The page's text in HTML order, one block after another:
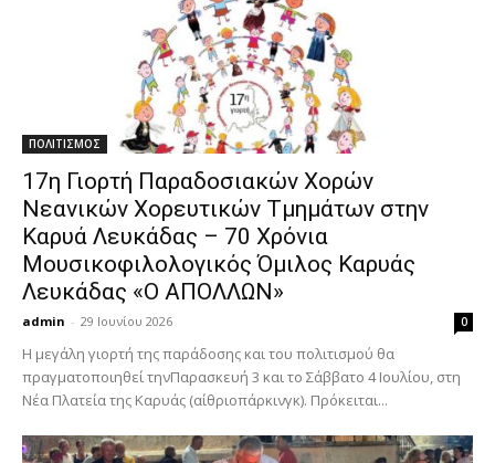
ΠΟΛΙΤΙΣΜΟΣ
17η Γιορτή Παραδοσιακών Χορών
Νεανικών Χορευτικών Τμημάτων στην
Καρυά Λευκάδας – 70 Χρόνια
Μουσικοφιλολογικός Όμιλος Καρυάς
Λευκάδας «Ο ΑΠΟΛΛΩΝ»
admin - 29 Ιουνίου 2026 0
Η μεγάλη γιορτή της παράδοσης και του πολιτισμού θα
πραγματοποιηθεί τηνΠαρασκευή 3 και το Σάββατο 4 Ιουλίου, στη
Νέα Πλατεία της Καρυάς (αίθριοπάρκινγκ). Πρόκειται...